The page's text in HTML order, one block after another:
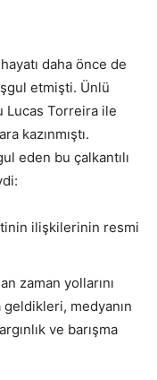
daha önce de
etmişti. Ünlü
Lucas Torreira ile
kazınmıştı.
eden bu çalkantılı
ilişkilerinin resmi
zaman yollarını
geldikleri, medyanın
ve barışma